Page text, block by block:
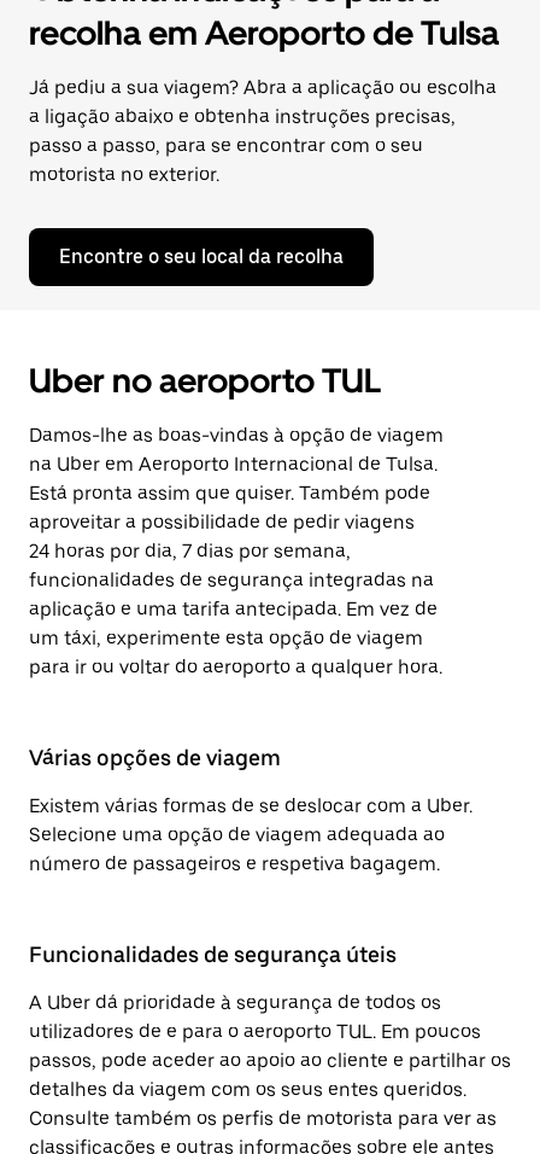
recolha em Aeroporto de Tulsa
Já pediu a sua viagem? Abra a aplicação ou escolha
a ligação abaixo e obtenha instruções precisas,
passo a passo, para se encontrar com o seu
motorista no exterior.
Encontre o seu local da recolha
Uber no aeroporto TUL
Damos-lhe as boas-vindas à opção de viagem
na Uber em Aeroporto Internacional de Tulsa.
Está pronta assim que quiser. Também pode
aproveitar a possibilidade de pedir viagens
24 horas por dia, 7 dias por semana,
funcionalidades de segurança integradas na
aplicação e uma tarifa antecipada. Em vez de
um táxi, experimente esta opção de viagem
para ir ou voltar do aeroporto a qualquer hora.
Várias opções de viagem
Existem várias formas de se deslocar com a Uber.
Selecione uma opção de viagem adequada ao
número de passageiros e respetiva bagagem.
Funcionalidades de segurança úteis
A Uber dá prioridade à segurança de todos os
utilizadores de e para o aeroporto TUL. Em poucos
passos, pode aceder ao apoio ao cliente e partilhar os
detalhes da viagem com os seus entes queridos.
Consulte também os perfis de motorista para ver as
classificações e outras informações sobre ele antes